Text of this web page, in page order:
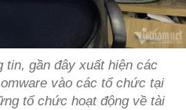
tin, gần đây xuất hiện các
vào các tổ chức tại
tổ chức hoạt động về tài